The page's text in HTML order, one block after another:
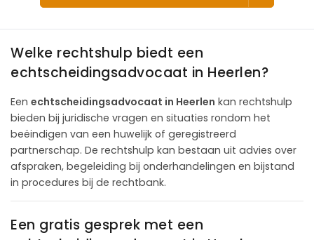
Welke rechtshulp biedt een
echtscheidingsadvocaat in Heerlen?
Een echtscheidingsadvocaat in Heerlen kan rechtshulp
bieden bij juridische vragen en situaties rondom het
beëindigen van een huwelijk of geregistreerd
partnerschap. De rechtshulp kan bestaan uit advies over
afspraken, begeleiding bij onderhandelingen en bijstand
in procedures bij de rechtbank.
Een gratis gesprek met een